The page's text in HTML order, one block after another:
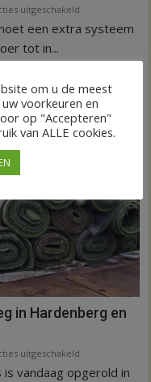
uitgeschakeld
Nieuw
systeem
kernen
Hardenberg
een extra systeem
tot in...
in Hardenberg en
uitgeschakeld
Binnen
is vandaag opgerold in
om u de meest
voorkeuren en
op "Accepteren"
van ALLE cookies.